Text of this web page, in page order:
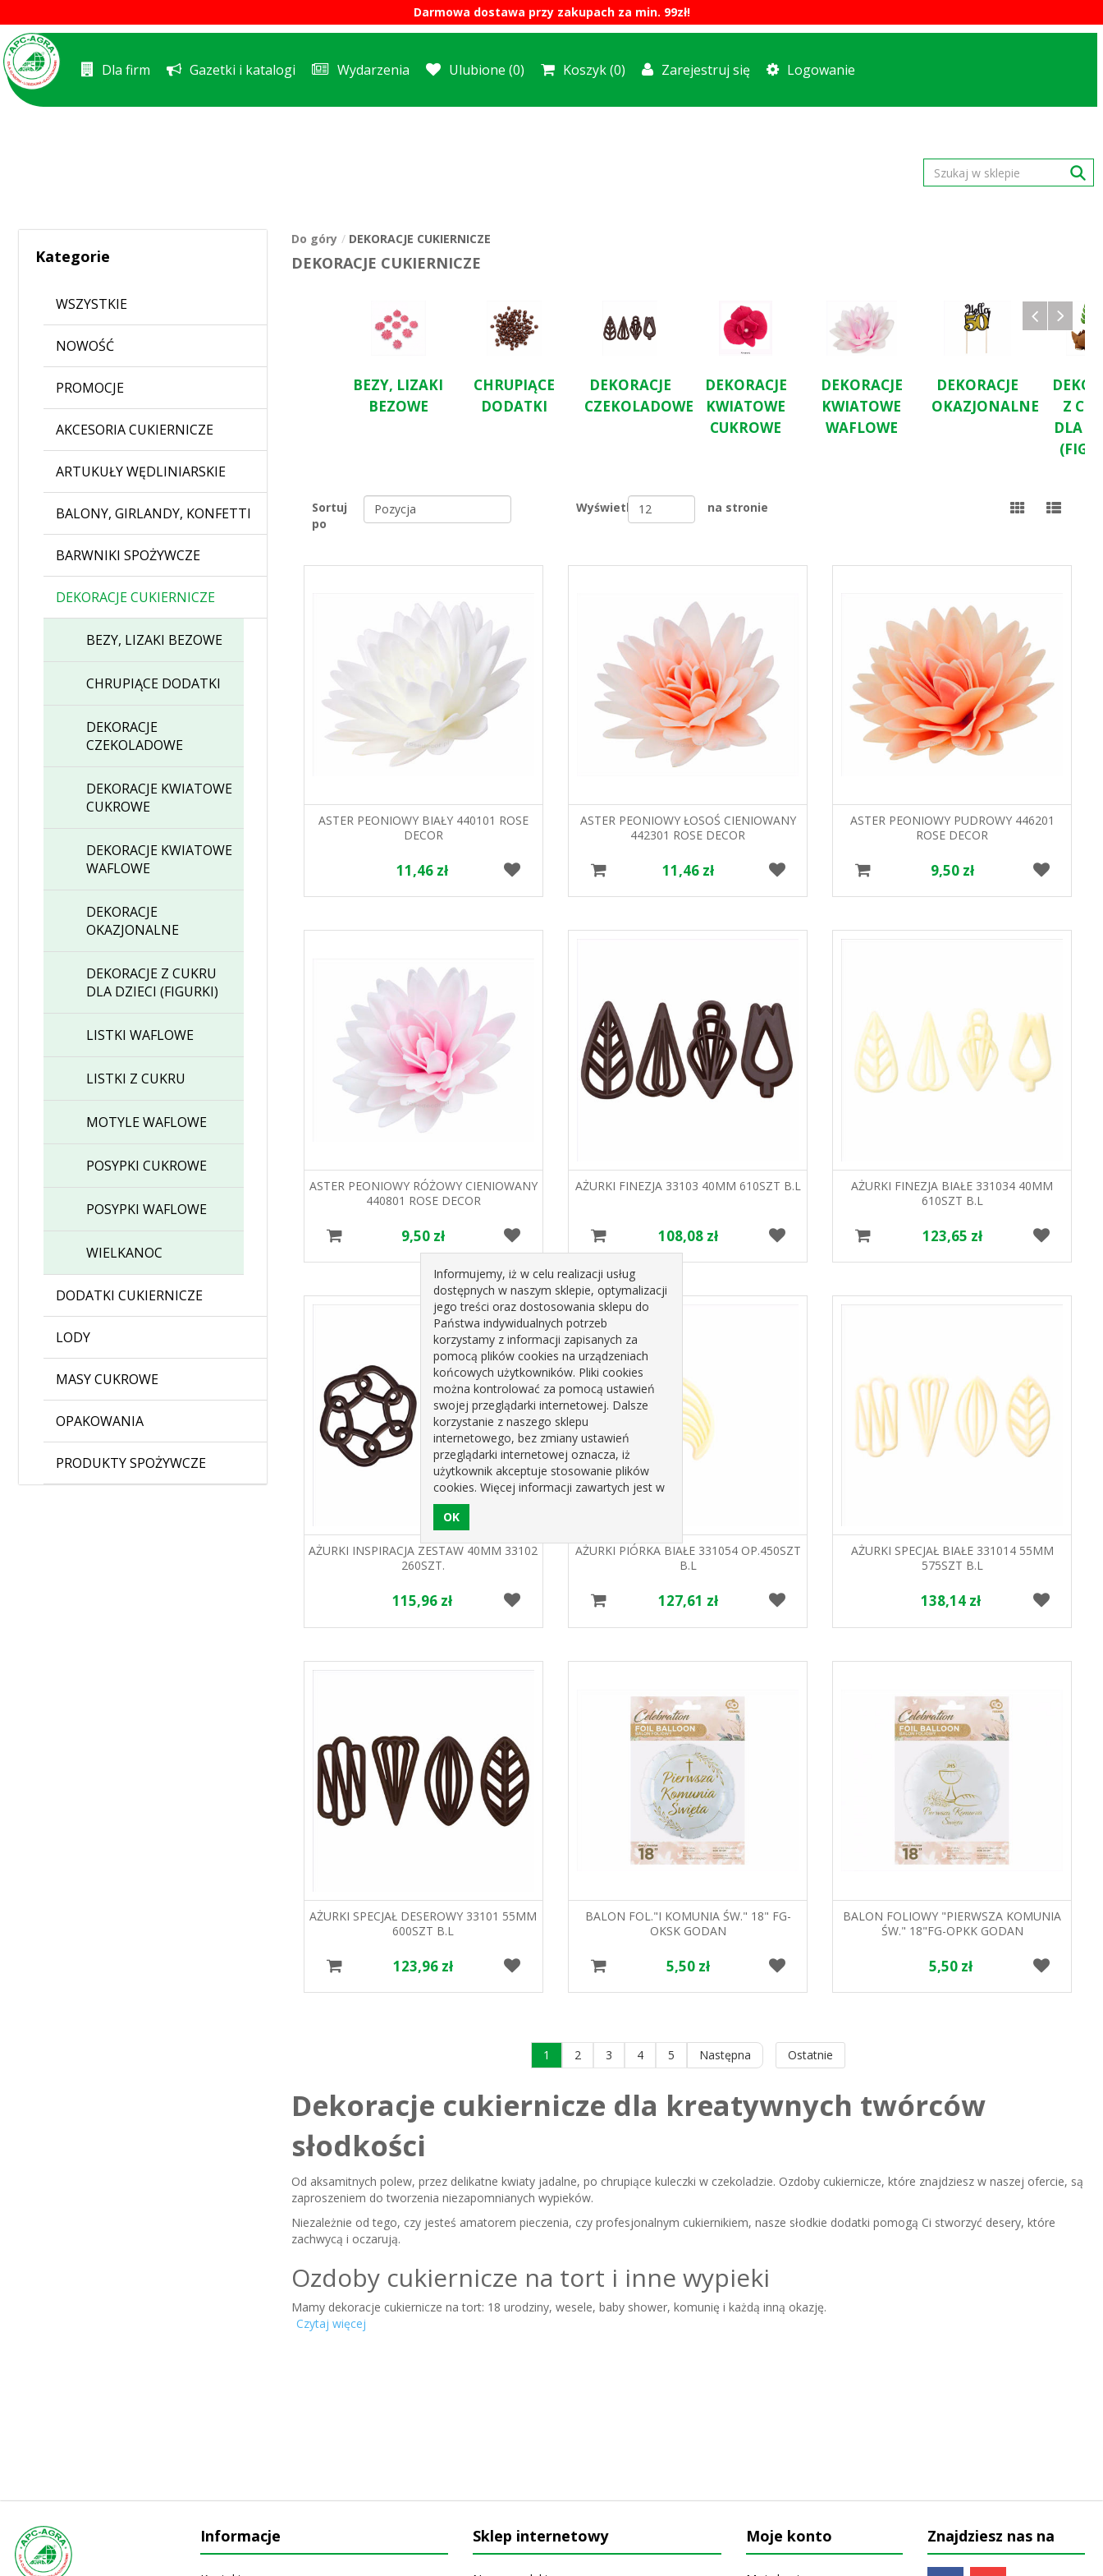
Darmowa dostawa przy zakupach za min. 99zł!
Dla firm Gazetki i katalogi Wydarzenia Ulubione (0) Koszyk (0) Zarejestruj się Logowanie
Kategorie
WSZYSTKIE
NOWOŚĆ
PROMOCJE
AKCESORIA CUKIERNICZE
ARTUKUŁY WĘDLINIARSKIE
BALONY, GIRLANDY, KONFETTI
BARWNIKI SPOŻYWCZE
DEKORACJE CUKIERNICZE
BEZY, LIZAKI BEZOWE
CHRUPIĄCE DODATKI
DEKORACJE
CZEKOLADOWE
DEKORACJE KWIATOWE
CUKROWE
DEKORACJE KWIATOWE
WAFLOWE
DEKORACJE
OKAZJONALNE
DEKORACJE Z CUKRU
DLA DZIECI (FIGURKI)
LISTKI WAFLOWE
LISTKI Z CUKRU
MOTYLE WAFLOWE
POSYPKI CUKROWE
POSYPKI WAFLOWE
WIELKANOC
DODATKI CUKIERNICZE
LODY
MASY CUKROWE
OPAKOWANIA
PRODUKTY SPOŻYWCZE
Do góry DEKORACJE CUKIERNICZE
DEKORACJE CUKIERNICZE
BEZY, LIZAKI
BEZOWE
CHRUPIĄCE
DODATKI
DEKORACJE
CZEKOLADOWE
DEKORACJE
KWIATOWE
CUKROWE
DEKORACJE
KWIATOWE
WAFLOWE
DEKORACJE
OKAZJONALNE
Z
DLA
Sortuj
po
Wyświetl na stronie
ASTER PEONIOWY BIAŁY 440101 ROSE
DECOR
11,46 zł
ASTER PEONIOWY ŁOSOŚ CIENIOWANY
442301 ROSE DECOR
11,46 zł
ASTER PEONIOWY PUDROWY 446201
ROSE DECOR
9,50 zł
ASTER PEONIOWY RÓŻOWY CIENIOWANY
440801 ROSE DECOR
9,50 zł
AŻURKI FINEZJA 33103 40MM 610SZT B.L
108,08 zł
AŻURKI FINEZJA BIAŁE 331034 40MM
610SZT B.L
123,65 zł
AŻURKI INSPIRACJA ZESTAW 40MM 33102
260SZT.
115,96 zł
AŻURKI PIÓRKA BIAŁE 331054 OP.450SZT
B.L
127,61 zł
AŻURKI SPECJAŁ BIAŁE 331014 55MM
575SZT B.L
138,14 zł
AŻURKI SPECJAŁ DESEROWY 33101 55MM
600SZT B.L
123,96 zł
BALON FOL."I KOMUNIA ŚW." 18" FG-
OKSK GODAN
5,50 zł
BALON FOLIOWY "PIERWSZA KOMUNIA
ŚW." 18"FG-OPKK GODAN
5,50 zł
1 2 3 4 5 Następna Ostatnie
Dekoracje cukiernicze dla kreatywnych twórców
słodkości
Od aksamitnych polew, przez delikatne kwiaty jadalne, po chrupiące kuleczki w czekoladzie. Ozdoby cukiernicze, które znajdziesz w naszej ofercie, są
zaproszeniem do tworzenia niezapomnianych wypieków.
Niezależnie od tego, czy jesteś amatorem pieczenia, czy profesjonalnym cukiernikiem, nasze słodkie dodatki pomogą Ci stworzyć desery, które
zachwycą i oczarują.
Ozdoby cukiernicze na tort i inne wypieki
Mamy dekoracje cukiernicze na tort: 18 urodziny, wesele, baby shower, komunię i każdą inną okazję.
Bez względu na uroczystość, znajdziesz tu coś odpowiedniego. Od topperów, cukrowych napisów, finezyjnych figurek, świeczek, również tych
po zwierzęta, liście i kwiaty - możliwości są nieograniczone. Przyjrzyjmy się wybranym.
tworząc unikalne dekoracje cukiernicze.
dodają wypiekom uroku. Dostępne w różnych kształtach i kolorach, mogą być stosowane jako
Czytaj więcej
Informacje Sklep internetowy Moje konto Znajdziesz nas na
Informujemy, iż w celu realizacji usług
dostępnych w naszym sklepie, optymalizacji
jego treści oraz dostosowania sklepu do
Państwa indywidualnych potrzeb
korzystamy z informacji zapisanych za
pomocą plików cookies na urządzeniach
końcowych użytkowników. Pliki cookies
można kontrolować za pomocą ustawień
swojej przeglądarki internetowej. Dalsze
korzystanie z naszego sklepu
internetowego, bez zmiany ustawień
przeglądarki internetowej oznacza, iż
użytkownik akceptuje stosowanie plików
cookies. Więcej informacji zawartych jest w
polityce prywatności sklepu.